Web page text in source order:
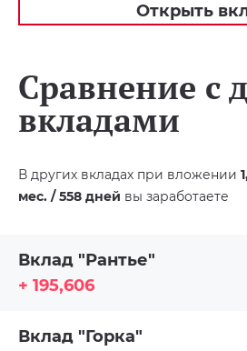
Открыть
Сравнение с
вкладами
В других вкладах при вложении
мес. / 558 дней вы заработаете
Вклад "Рантье"
+ 195,606
Вклад "Горка"